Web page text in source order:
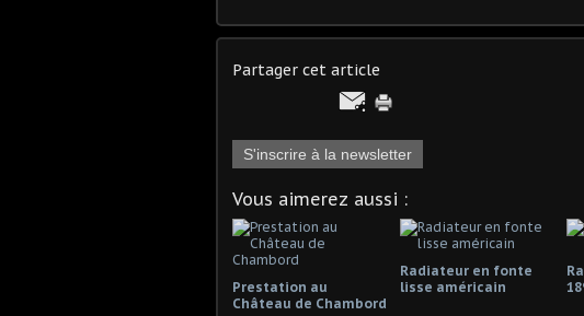
Partager cet article
S'inscrire à la newsletter
Vous aimerez aussi :
Prestation au
Château de Chambord
Radiateur en fonte
lisse américain